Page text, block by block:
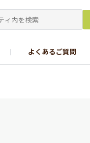
よくあるご質問